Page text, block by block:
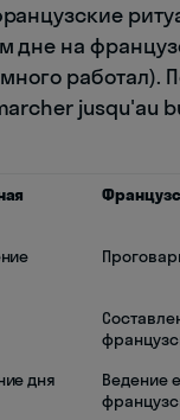
на
работал).
jusqu'au
дня
Ведение